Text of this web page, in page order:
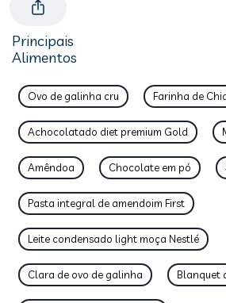
Principais
Alimentos
Ovo de galinha cru Farinha de
Achocolatado diet premium Gold
Amêndoa Chocolate em pó
Pasta integral de amendoim First
Leite condensado light moça Nestlé
Clara de ovo de galinha Blanquet